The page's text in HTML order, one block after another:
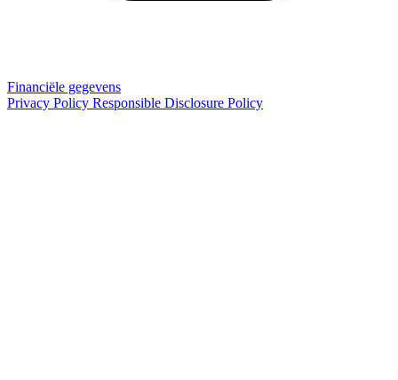
Financiële gegevens
Privacy Policy Responsible Disclosure Policy